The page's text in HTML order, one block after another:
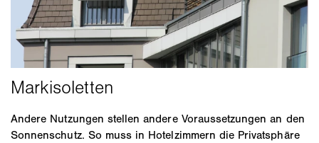
Andere Nutzungen stellen andere Voraussetzungen an den
Sonnenschutz. So muss in Hotelzimmern die Privatsphäre